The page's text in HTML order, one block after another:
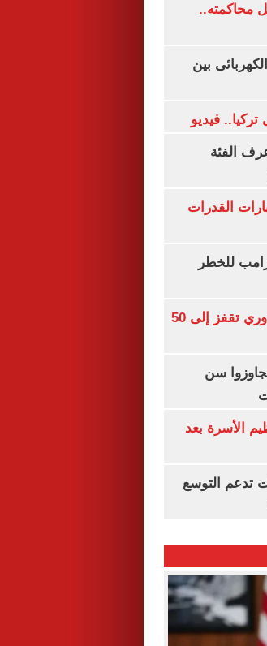
محاكمته..
بين
فيديو
الفئة
القدرات
للخطر
قبل قرعة اليوم.. مكافأة بطل الدوري تقفز إلى 50
سن
الأسرة بعد
تدعم التوسع